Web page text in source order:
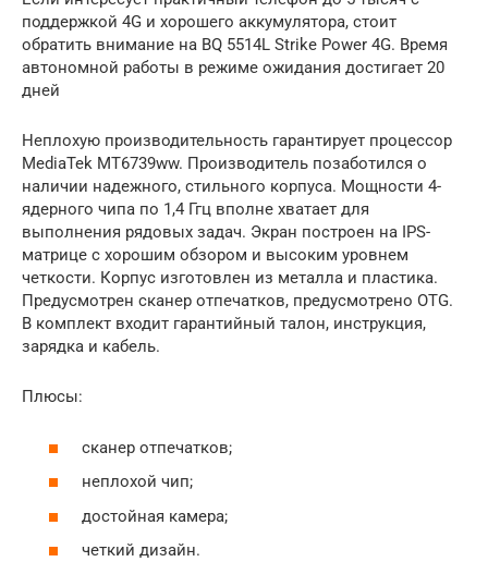
поддержкой 4G и хорошего аккумулятора, стоит
обратить внимание на BQ 5514L Strike Power 4G. Время
автономной работы в режиме ожидания достигает 20
дней
Неплохую производительность гарантирует процессор
MediaTek MT6739ww. Производитель позаботился о
наличии надежного, стильного корпуса. Мощности 4-
ядерного чипа по 1,4 Ггц вполне хватает для
выполнения рядовых задач. Экран построен на IPS-
матрице с хорошим обзором и высоким уровнем
четкости. Корпус изготовлен из металла и пластика.
Предусмотрен сканер отпечатков, предусмотрено OTG.
В комплект входит гарантийный талон, инструкция,
зарядка и кабель.
Плюсы:
сканер отпечатков;
неплохой чип;
достойная камера;
четкий дизайн.